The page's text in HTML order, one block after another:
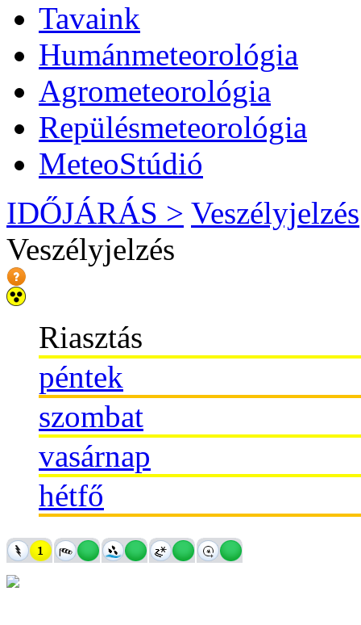
Tavaink
Humánmeteorológia
Agrometeorológia
Repülésmeteorológia
MeteoStúdió
IDŐJÁRÁS > Veszélyjelzés
Veszélyjelzés
Riasztás
péntek
szombat
vasárnap
hétfő